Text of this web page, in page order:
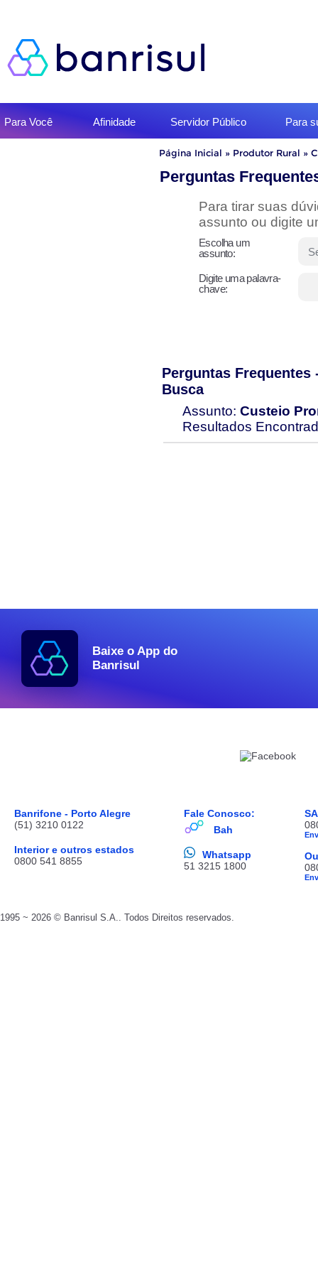
do
menu
Para Você Afinidade Servidor Público Para
Início
conteúdo
Página Inicial » Produtor Rural »
Perguntas
Para tirar suas
assunto ou digite
Escolha um
assunto:
Digite uma palavra-
chave:
Perguntas Frequentes
Busca
Assunto: Custeio
Resultados
Baixe o App do
Banrisul
Banrifone - Porto Alegre
(51) 3210 0122
Interior e outros estados
0800 541 8855
Fale Conosco:
Bah
Whatsapp
51 3215 1800
1995 ~ 2026 © Banrisul S.A.. Todos Direitos reservados.